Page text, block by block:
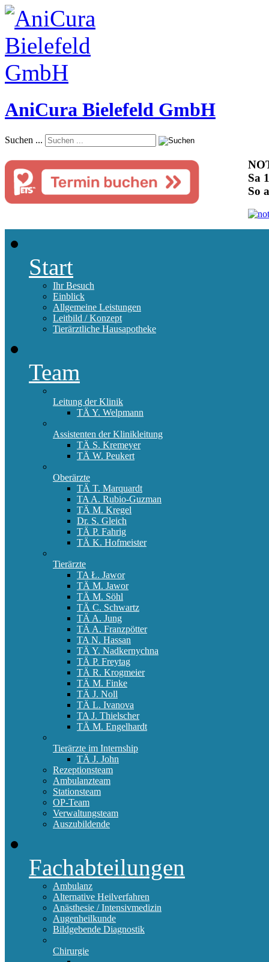
AniCura Bielefeld GmbH
Suchen ...
Sa
So
Start
Ihr Besuch
Einblick
Allgemeine Leistungen
Leitbild / Konzept
Tierärztliche Hausapotheke
Team
Leitung der Klinik
TÄ Y. Welpmann
Assistenten der Klinikleitung
TÄ S. Kremeyer
TÄ W. Peukert
Oberärzte
TÄ T. Marquardt
TA A. Rubio-Guzman
TÄ M. Kregel
Dr. S. Gleich
TÄ P. Fahrig
TÄ K. Hofmeister
Tierärzte
TA Ł. Jawor
TÄ M. Jawor
TÄ M. Söhl
TÄ C. Schwartz
TÄ A. Jung
TÄ A. Franzpötter
TA N. Hassan
TÄ Y. Nadkernychna
TÄ P. Freytag
TÄ R. Krogmeier
TÄ M. Finke
TÄ J. Noll
TÄ L. Ivanova
TA J. Thielscher
TÄ M. Engelhardt
Tierärzte im Internship
TÄ J. John
Rezeptionsteam
Ambulanzteam
Stationsteam
OP-Team
Verwaltungsteam
Auszubildende
Fachabteilungen
Ambulanz
Alternative Heilverfahren
Anästhesie / Intensivmedizin
Augenheilkunde
Bildgebende Diagnostik
Chirurgie